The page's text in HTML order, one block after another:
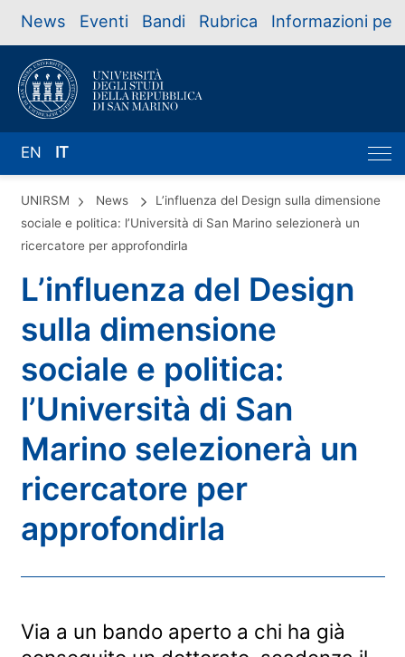
News Eventi Bandi Rubrica Informazioni per
EN IT
UNIRSM News
L’influenza del Design sulla dimensione
sociale e politica: l’Università di San Marino selezionerà un
ricercatore per approfondirla
L’influenza del Design
sulla dimensione
sociale e politica:
l’Università di San
Marino selezionerà un
ricercatore per
approfondirla
Via a un bando aperto a chi ha già